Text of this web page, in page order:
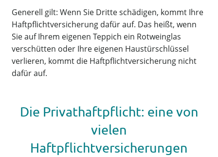
Generell gilt: Wenn Sie Dritte schädigen, kommt Ihre
Haftpflichtversicherung dafür auf. Das heißt, wenn
Sie auf Ihrem eigenen Teppich ein Rotweinglas
verschütten oder Ihre eigenen Haustürschlüssel
verlieren, kommt die Haftpflichtversicherung nicht
dafür auf.
Die Privathaftpflicht: eine von
vielen
Haftpflichtversicherungen